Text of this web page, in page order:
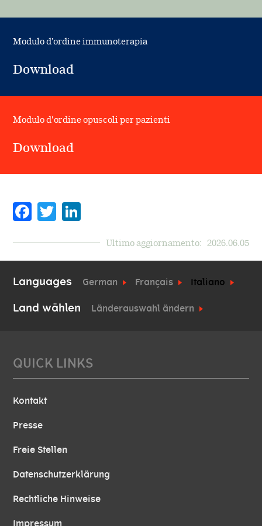
Modulo d'ordine immunoterapia
Download
Modulo d’ordine opuscoli per pazienti
Download
Facebook
Twitter
Ultimo aggiornamento: 2026.06.05
Languages German Français Italiano
Land wählen Länderauswahl ändern
QUICK LINKS
Kontakt
Presse
Freie Stellen
Datenschutzerklärung
Rechtliche Hinweise
Impressum